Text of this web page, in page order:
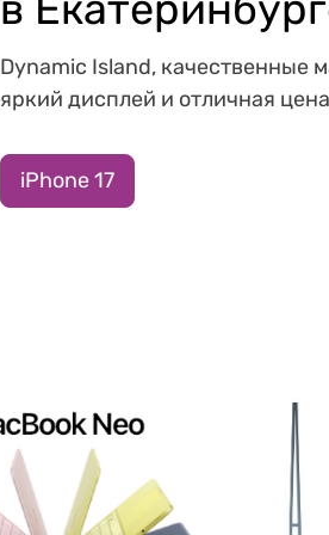
Dynamic Island, качественные
яркий дисплей и отличная
iPhone 17